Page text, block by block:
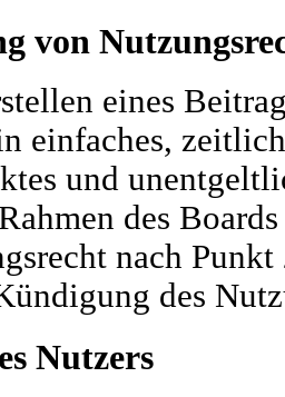
von
eines
einfaches,
und
des
nach
des
Nutzers